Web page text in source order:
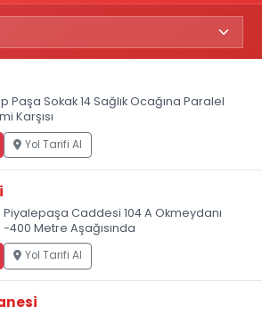
Paşa Sokak 14 Sağlık Ocağına Paralel
Karşısı
Yol Tarifi Al
Caddesi 104 A Okmeydanı
400 Metre Aşağısında
Yol Tarifi Al